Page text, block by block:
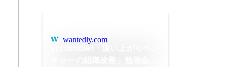
wantedly.com